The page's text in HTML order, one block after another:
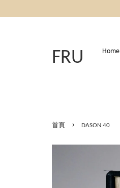
FRU Home
首頁 › DASON 40